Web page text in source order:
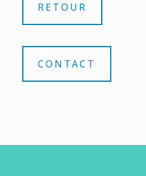
RETOUR
CONTACT